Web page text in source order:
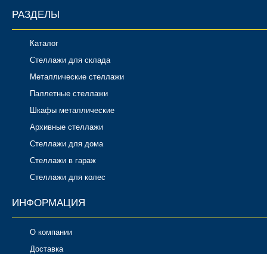
РАЗДЕЛЫ
Каталог
Стеллажи для склада
Металлические стеллажи
Паллетные стеллажи
Шкафы металлические
Архивные стеллажи
Стеллажи для дома
Стеллажи в гараж
Стеллажи для колес
ИНФОРМАЦИЯ
О компании
Доставка